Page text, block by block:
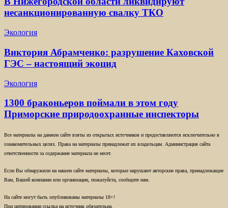
несанкционированную свалку ТКО
Экология
Виктория Абрамченко: разрушение Каховской
ГЭС – настоящий экоцид
Экология
1300 браконьеров поймали в этом году
Приморские природоохранные инспекторы
Все материалы на данном сайте взяты из открытых источников и предоставляются исключительно в
ознакомительных целях. Права на материалы принадлежат их владельцам. Администрация сайта
ответственности за содержание материала не несет.
Если Вы обнаружили на нашем сайте материалы, которые нарушают авторские права, принадлежащие
Вам, Вашей компании или организации, пожалуйста, сообщите нам.
На сайте могут быть опубликованы материалы 18+!
При цитировании ссылка на источник обязательна.